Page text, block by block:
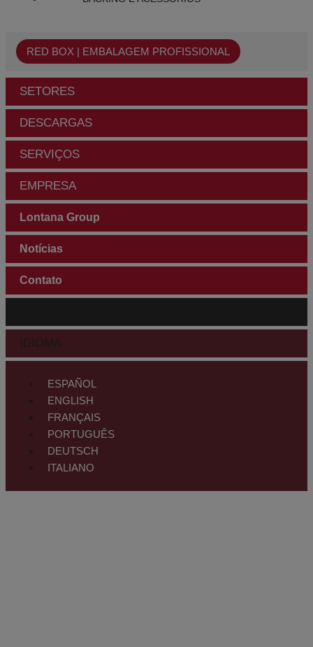
RED BOX | EMBALAGEM PROFISSIONAL
SETORES
DESCARGAS
SERVIÇOS
EMPRESA
Lontana Group
Notícias
Contato
IDIOMA
ESPAÑOL
ENGLISH
FRANÇAIS
PORTUGUÊS
DEUTSCH
ITALIANO